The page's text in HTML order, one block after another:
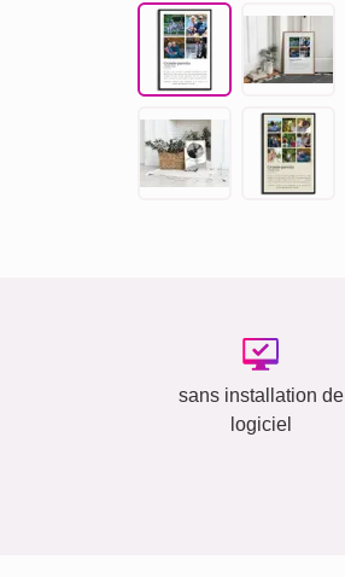
sans installation de
logiciel